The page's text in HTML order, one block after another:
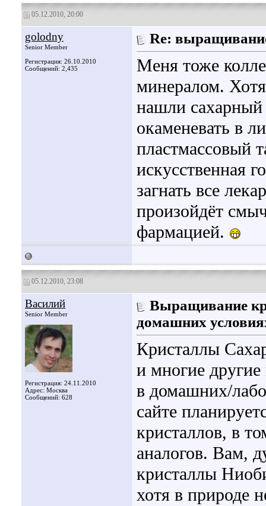
05.12.2010, 20:00
golodny
Senior Member
Регистрация: 26.10.2010
Сообщений: 2,435
Re:
Меня тоже
минералом.
нашли сахарный
окаменевать в
пластмассовый
искусственная
загнать все
произойдёт
фармацией.
05.12.2010, 23:08
Василий
Senior Member
Регистрация: 24.11.2010
Адрес: Москва
Сообщений: 628
Выращивание
домашних
Кристаллы
и многие
в домашних/
сайте
кристаллов, в
аналогов. Вам,
кристаллы
хотя в природе